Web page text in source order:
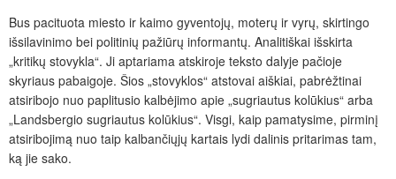
Bus pacituota miesto ir kaimo gyventojų, moterų ir vyrų, skirtingo
išsilavinimo bei politinių pažiūrų informantų. Analitiškai išskirta
„kritikų stovykla“. Ji aptariama atskiroje teksto dalyje pačioje
skyriaus pabaigoje. Šios „stovyklos“ atstovai aiškiai, pabrėžtinai
atsiribojo nuo paplitusio kalbėjimo apie „sugriautus kolūkius“ arba
„Landsbergio sugriautus kolūkius“. Visgi, kaip pamatysime, pirminį
atsiribojimą nuo taip kalbančiųjų kartais lydi dalinis pritarimas tam,
ką jie sako.